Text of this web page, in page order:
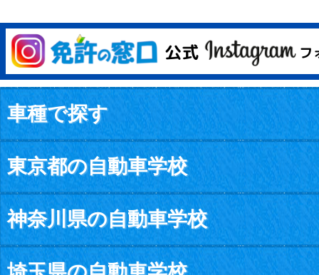
車種で探す
東京都の自動車学校
神奈川県の自動車学校